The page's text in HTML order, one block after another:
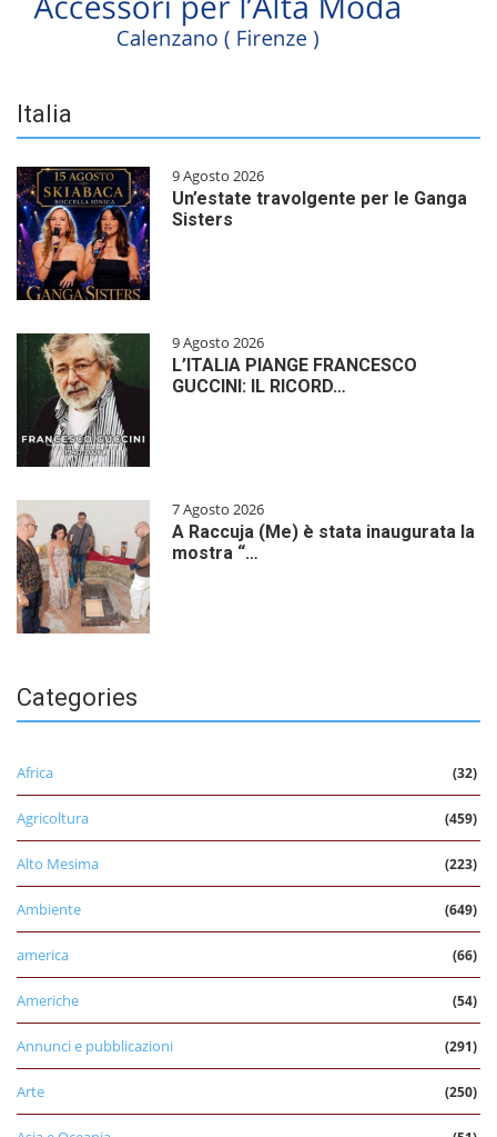
Italia
9 Agosto 2026
Un’estate travolgente per le Ganga
Sisters
9 Agosto 2026
L’ITALIA PIANGE FRANCESCO
GUCCINI: IL RICORD…
7 Agosto 2026
A Raccuja (Me) è stata inaugurata la
mostra “…
Categories
Africa (32)
Agricoltura (459)
Alto Mesima (223)
Ambiente (649)
america (66)
Americhe (54)
Annunci e pubblicazioni (291)
Arte (250)